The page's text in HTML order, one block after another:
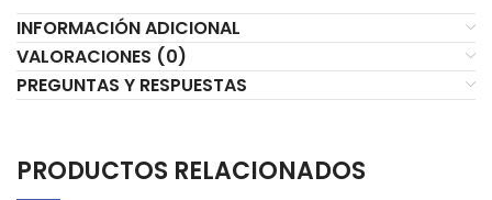
INFORMACIÓN ADICIONAL
VALORACIONES (0)
PREGUNTAS Y RESPUESTAS
PRODUCTOS RELACIONADOS